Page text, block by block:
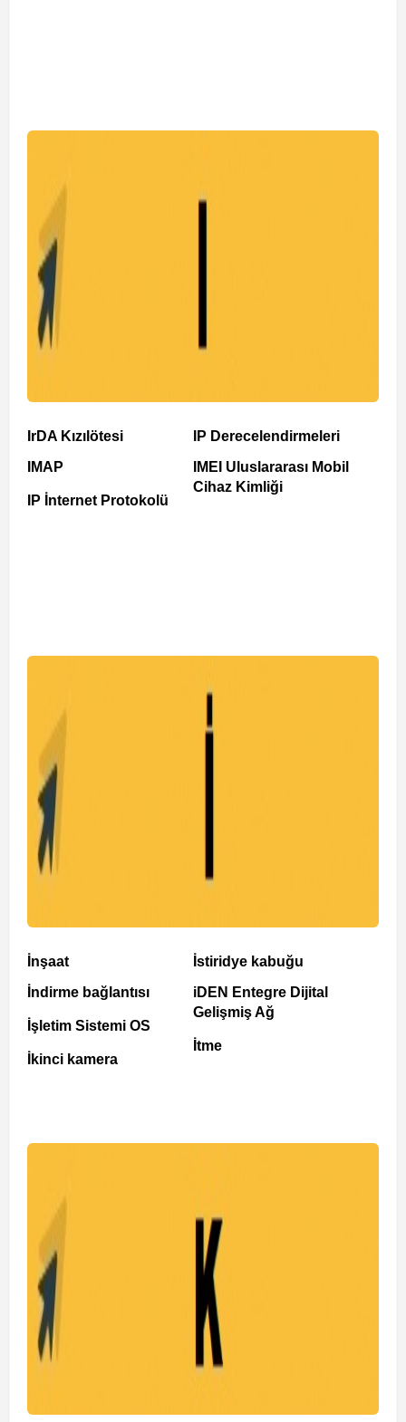
IrDA Kızılötesi
IMAP
IP İnternet Protokolü
IP Derecelendirmeleri
IMEI Uluslararası Mobil
Cihaz Kimliği
İnşaat
İndirme bağlantısı
İşletim Sistemi OS
İkinci kamera
İstiridye kabuğu
iDEN Entegre Dijital
Gelişmiş Ağ
İtme